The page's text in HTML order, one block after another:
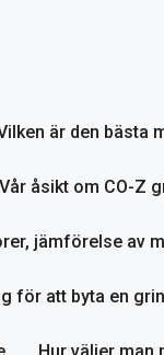
är den bästa
Vår åsikt om CO-Z
jämförelse av
för att byta en